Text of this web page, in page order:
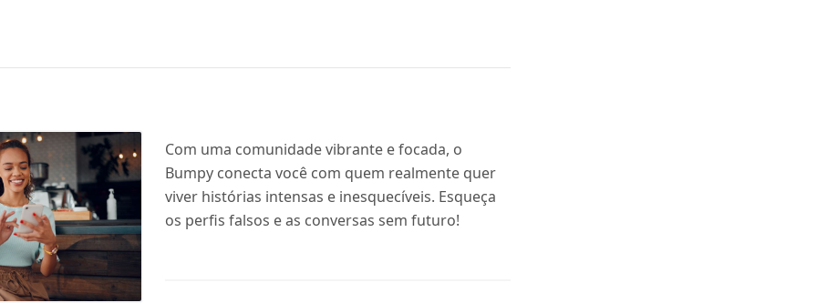
Com uma comunidade vibrante e focada, o
Bumpy conecta você com quem realmente quer
viver histórias intensas e inesquecíveis. Esqueça
os perfis falsos e as conversas sem futuro!